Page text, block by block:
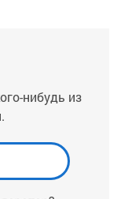
нибудь из